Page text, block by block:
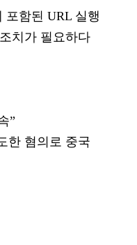
포함된 URL 실행
치가 필요하다
”
한 혐의로 중국